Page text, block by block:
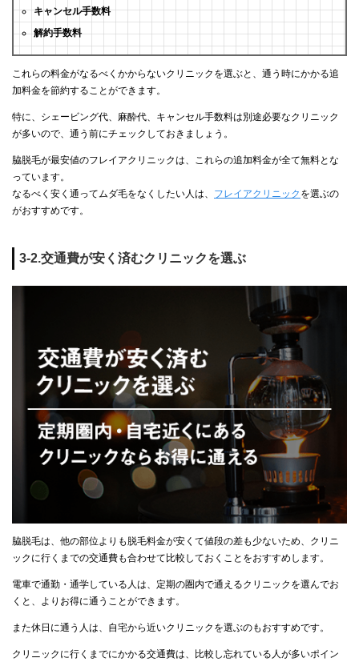
キャンセル手数料
解約手数料
これらの料金がなるべくかからないクリニックを選ぶと、通う時にかかる追
加料金を節約することができます。
特に、シェービング代、麻酔代、キャンセル手数料は別途必要なクリニック
が多いので、通う前にチェックしておきましょう。
脇脱毛が最安値のフレイアクリニックは、これらの追加料金が全て無料とな
っています。
なるべく安く通ってムダ毛をなくしたい人は、 フレイアクリニック を選ぶの
がおすすめです。
3-2.交通費が安く済むクリニックを選ぶ
脇脱毛は、他の部位よりも脱毛料金が安くて値段の差も少ないため、クリニ
ックに行くまでの交通費も合わせて比較しておくことをおすすめします。
電車で通勤・通学している人は、定期の圏内で通えるクリニックを選んでお
くと、よりお得に通うことができます。
また休日に通う人は、自宅から近いクリニックを選ぶのもおすすめです。
クリニックに行くまでにかかる交通費は、比較し忘れている人が多いポイン